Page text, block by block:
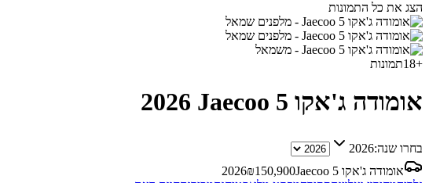
הצג את כל התמונות
+
18תמונות
אומודה ג'אקו Jaecoo 5 2026
בחרו שנה:2026
אומודה ג'אקו Jaecoo 5
2026₪150,900